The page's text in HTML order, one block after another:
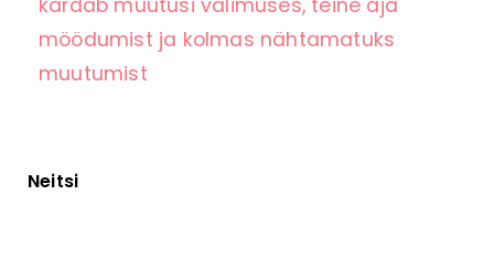
möödumist ja kolmas nähtamatuks
muutumist
Neitsi